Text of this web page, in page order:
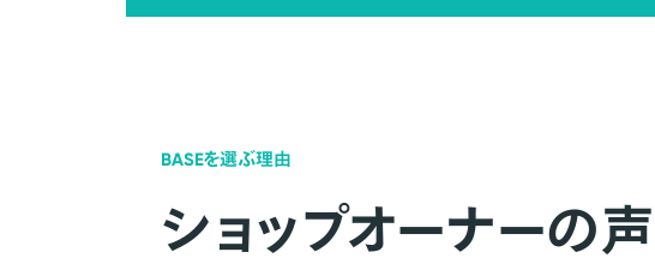
BASEを選ぶ理由
ショップオーナーの声